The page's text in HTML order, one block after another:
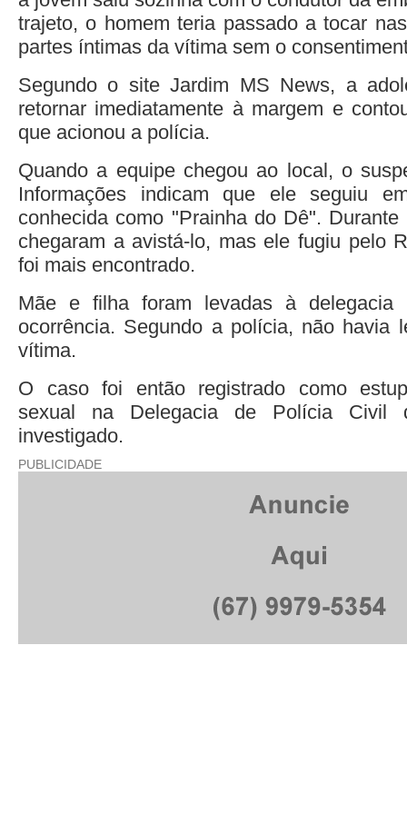
trajeto, o homem teria passado a tocar
partes íntimas da vítima sem o
Segundo o site Jardim MS News, a
retornar imediatamente à margem e
que acionou a polícia.
Quando a equipe chegou ao local, o
Informações indicam que ele seguiu
conhecida como "Prainha do Dê".
chegaram a avistá-lo, mas ele fugiu pelo
foi mais encontrado.
Mãe e filha foram levadas à delegacia
ocorrência. Segundo a polícia, não havia
vítima.
O caso foi então registrado como
sexual na Delegacia de Polícia Civil
investigado.
PUBLICIDADE